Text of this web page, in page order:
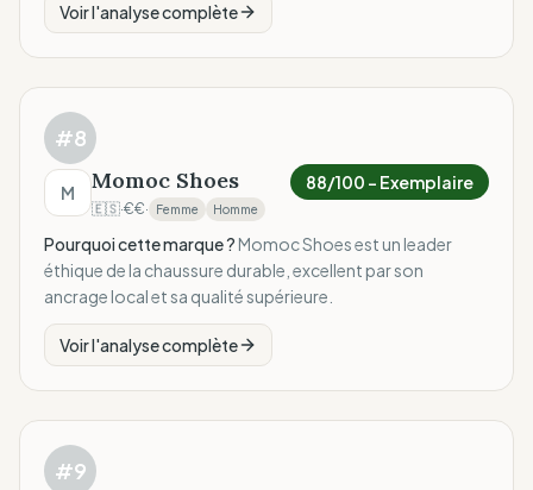
Voir l'analyse complète
#8
M Momoc Shoes
🇪🇸·€€· Femme Homme
88/100 – Exemplaire
Pourquoi cette marque ?Momoc Shoes est un leader
éthique de la chaussure durable, excellent par son
ancrage local et sa qualité supérieure.
Voir l'analyse complète
#9